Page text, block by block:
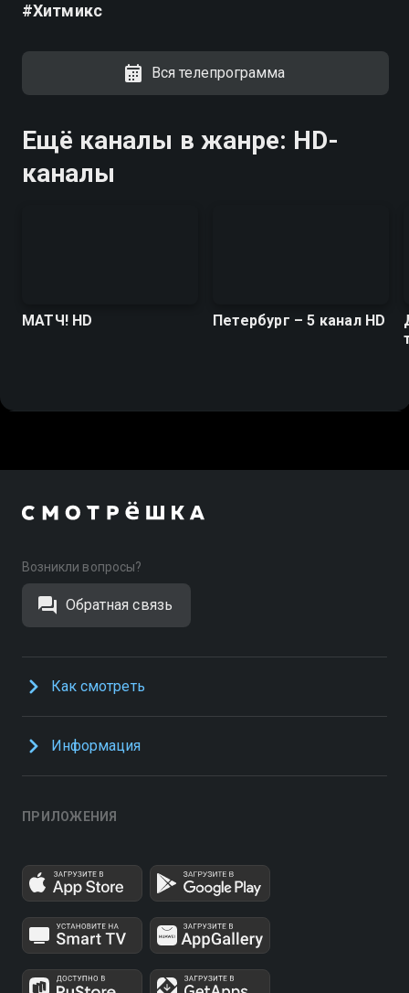
#Хитмикс
Вся телепрограмма
Ещё каналы в жанре: HD-
каналы
МАТЧ! HD Петербург – 5 канал HD
Возникли вопросы?
Обратная связь
Как смотреть
Информация
ПРИЛОЖЕНИЯ